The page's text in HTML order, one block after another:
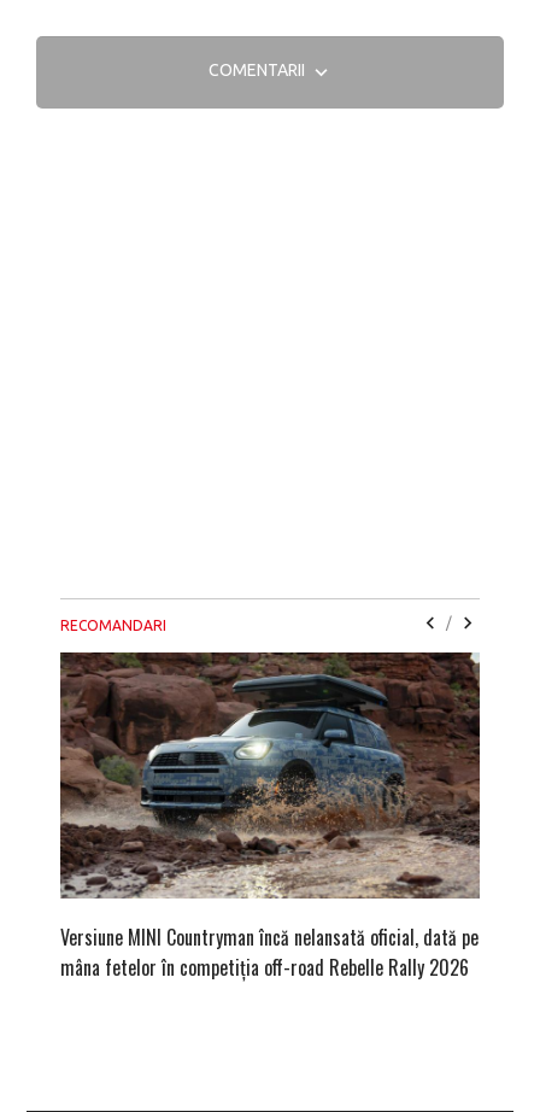
COMENTARII
RECOMANDARI /
Versiune MINI Countryman încă nelansată oficial, dată pe
mâna fetelor în competiția off-road Rebelle Rally 2026